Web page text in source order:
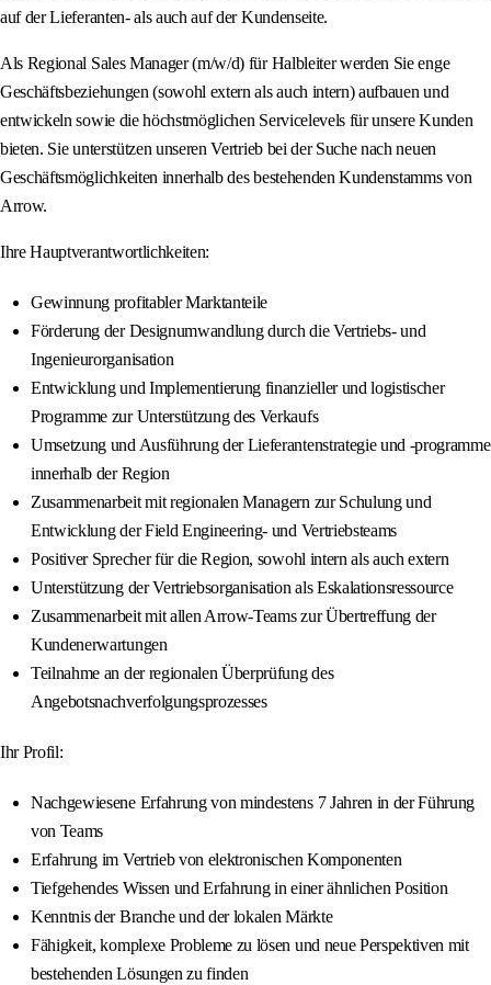
auf der Lieferanten- als auch auf der Kundenseite.
Als Regional Sales Manager (m/w/d) für Halbleiter werden Sie enge
Geschäftsbeziehungen (sowohl extern als auch intern) aufbauen und
entwickeln sowie die höchstmöglichen Servicelevels für unsere Kunden
bieten. Sie unterstützen unseren Vertrieb bei der Suche nach neuen
Geschäftsmöglichkeiten innerhalb des bestehenden Kundenstamms von
Arrow.
Ihre Hauptverantwortlichkeiten:
Gewinnung profitabler Marktanteile
Förderung der Designumwandlung durch die Vertriebs- und
Ingenieurorganisation
Entwicklung und Implementierung finanzieller und logistischer
Programme zur Unterstützung des Verkaufs
Umsetzung und Ausführung der Lieferantenstrategie und -programme
innerhalb der Region
Zusammenarbeit mit regionalen Managern zur Schulung und
Entwicklung der Field Engineering- und Vertriebsteams
Positiver Sprecher für die Region, sowohl intern als auch extern
Unterstützung der Vertriebsorganisation als Eskalationsressource
Zusammenarbeit mit allen Arrow-Teams zur Übertreffung der
Kundenerwartungen
Teilnahme an der regionalen Überprüfung des
Angebotsnachverfolgungsprozesses
Ihr Profil:
Nachgewiesene Erfahrung von mindestens 7 Jahren in der Führung
von Teams
Erfahrung im Vertrieb von elektronischen Komponenten
Tiefgehendes Wissen und Erfahrung in einer ähnlichen Position
Kenntnis der Branche und der lokalen Märkte
Fähigkeit, komplexe Probleme zu lösen und neue Perspektiven mit
bestehenden Lösungen zu finden